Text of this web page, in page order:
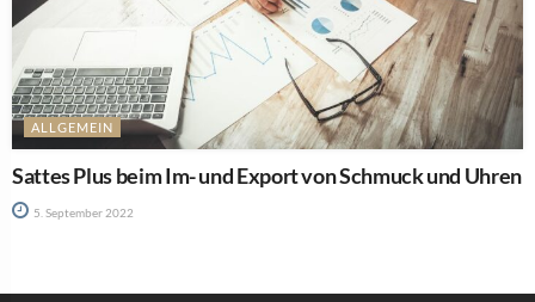
ALLGEMEIN
Sattes Plus beim Im- und Export von Schmuck und Uhren
5. September 2022